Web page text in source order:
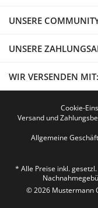
UNSERE
UNSERE
WIR VERSENDEN MIT:
Cookie-
Versand und
Allgemeine
* Alle Preise inkl.
© 2026 Mustermann